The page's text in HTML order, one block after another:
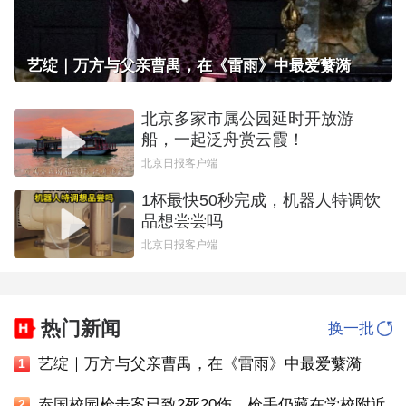
艺绽｜万方与父亲曹禺，在《雷雨》中最爱蘩漪
北京多家市属公园延时开放游
船，一起泛舟赏云霞！
北京日报客户端
1杯最快50秒完成，机器人特调饮
品想尝尝吗
北京日报客户端
热门新闻 换一批
1 艺绽｜万方与父亲曹禺，在《雷雨》中最爱蘩漪